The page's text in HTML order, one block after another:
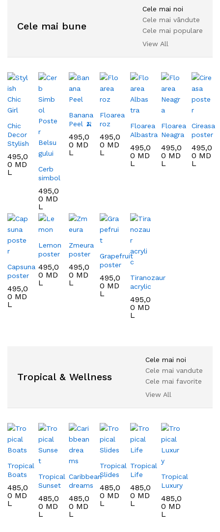
Cele mai bune
Cele mai noi
Cele mai vândute
Cele mai populare
View All
Chic
Decor
Stylish
495,0
0 MD
L
Cerb
simbol
495,0
0 MD
L
Banana
Peel 🍌
495,0
0 MD
L
Floarea
roz
495,0
0 MD
L
Floarea
Albastra
495,0
0 MD
L
Floarea
Neagra
495,0
0 MD
L
Cireasa
poster
495,0
0 MD
L
Capsuna
poster
495,0
0 MD
L
Lemon
poster
495,0
0 MD
L
Zmeura
poster
495,0
0 MD
L
Grapefruit
poster
495,0
0 MD
L
Tiranozaur
acrylic
495,0
0 MD
L
Tropical & Wellness
Cele mai noi
Cele mai vandute
Cele mai favorite
View All
Tropical
Boats
485,0
0 MD
L
Tropical
Sunset
485,0
0 MD
L
Caribbean
dreams
485,0
0 MD
L
Tropical
Slides
485,0
0 MD
L
Tropical
Life
485,0
0 MD
L
Tropical
Luxury
485,0
0 MD
L